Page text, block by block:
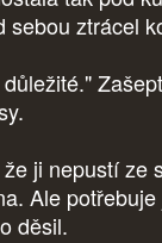
sebou ztrácel
ji nepustí ze
Ale
děsil.